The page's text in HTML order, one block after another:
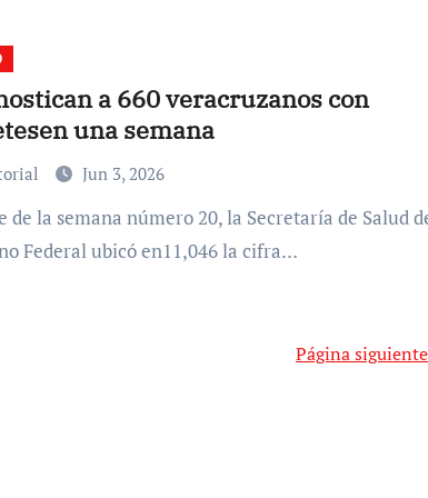
a 660 veracruzanos con
una semana
Jun 3, 2026
Federal ubicó en11,046 la cifra…
Página